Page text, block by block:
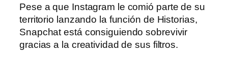
Pese a que Instagram le comió parte de su
territorio lanzando la función de Historias,
Snapchat está consiguiendo sobrevivir
gracias a la creatividad de sus filtros.